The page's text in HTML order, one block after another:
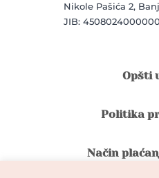
Nikole Pašića 2,
JIB: 4508024000000
Opšti
Politika
Način